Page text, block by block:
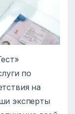
по
на
эксперты